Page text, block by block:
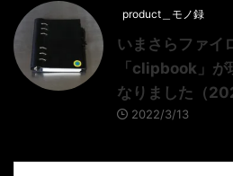
product＿モノ録
いまさらファイ
「clipbook」が
なりました（
2022/3/13